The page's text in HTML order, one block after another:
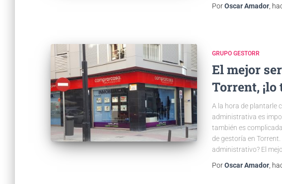
PorOscar Amador ,
GRUPO GESTORR
El mejor
Torrent,
A la hora de plantarle
administrativa es
también es
de gestoría en
administrativo? El
PorOscar Amador ,